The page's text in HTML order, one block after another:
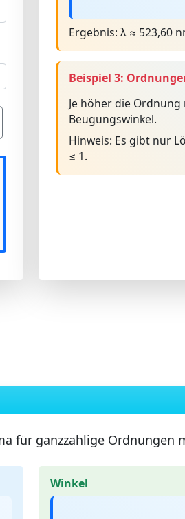
Ergebnis: λ ≈ 523,60
Beispiel 3:
Je höher die
Beugungswinkel.
Hinweis: Es gibt nur
≤ 1.
für ganzzahlige Ordnungen
Winkel